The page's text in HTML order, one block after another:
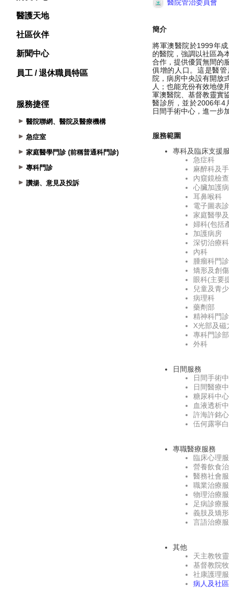
醫護天地
社區伙伴
新聞中心
員工 / 退休職員特區
服務捷徑
醫院聯網、醫院及醫療機構
急症室
家庭醫學門診 (前稱普通科門診)
專科門診
讚揚、意見及投訴